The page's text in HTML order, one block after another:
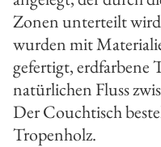
Zonen unterteilt
wurden mit
gefertigt, erdfarbene
natürlichen Fluss
Der Couchtisch
Tropenholz.